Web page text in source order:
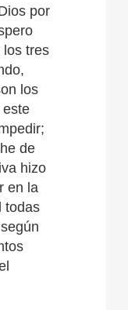
por
los tres
los
este
de
hizo
en la
todas